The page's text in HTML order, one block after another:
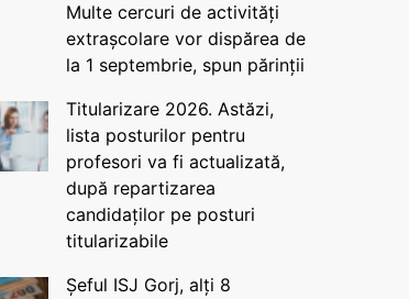
Multe cercuri de activități
extrașcolare vor dispărea de
la 1 septembrie, spun părinții
Titularizare 2026. Astăzi,
lista posturilor pentru
profesori va fi actualizată,
după repartizarea
candidaților pe posturi
titularizabile
Șeful ISJ Gorj, alți 8